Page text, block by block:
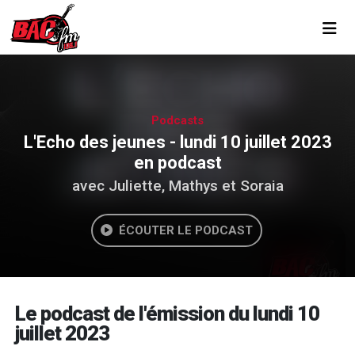
Podcasts
L'Echo des jeunes - lundi 10 juillet 2023
en podcast
avec Juliette, Mathys et Soraia
ÉCOUTER LE PODCAST
Le podcast de l'émission du lundi 10
juillet 2023